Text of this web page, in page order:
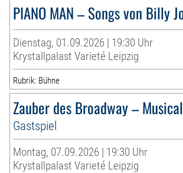
PIANO MAN – Songs von Billy
Dienstag, 01.09.2026 | 19:30 Uhr
Krystallpalast Varieté Leipzig
Rubrik: Bühne
Zauber des Broadway –
Gastspiel
Montag, 07.09.2026 | 19:30 Uhr
Krystallpalast Varieté Leipzig